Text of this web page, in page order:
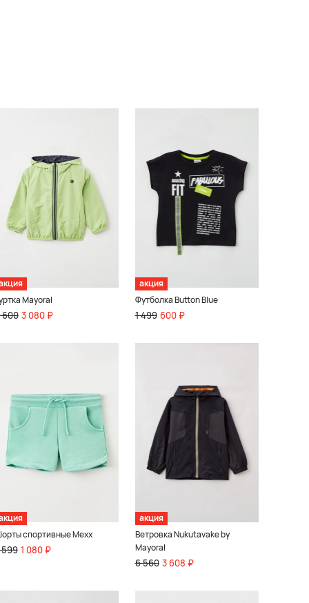
Mayoral
600 3 080 ₽
акция
Футболка Button Blue
1 499 600 ₽
спортивные Mexx
599 1 080 ₽
акция
Ветровка Nukutavake by
Mayoral
6 560 3 608 ₽